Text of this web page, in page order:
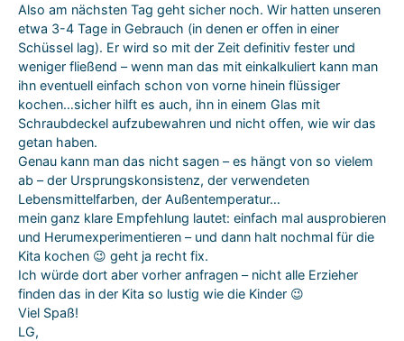
Also am nächsten Tag geht sicher noch. Wir hatten unseren
etwa 3-4 Tage in Gebrauch (in denen er offen in einer
Schüssel lag). Er wird so mit der Zeit definitiv fester und
weniger fließend – wenn man das mit einkalkuliert kann man
ihn eventuell einfach schon von vorne hinein flüssiger
kochen…sicher hilft es auch, ihn in einem Glas mit
Schraubdeckel aufzubewahren und nicht offen, wie wir das
getan haben.
Genau kann man das nicht sagen – es hängt von so vielem
ab – der Ursprungskonsistenz, der verwendeten
Lebensmittelfarben, der Außentemperatur…
mein ganz klare Empfehlung lautet: einfach mal ausprobieren
und Herumexperimentieren – und dann halt nochmal für die
Kita kochen 😉 geht ja recht fix.
Ich würde dort aber vorher anfragen – nicht alle Erzieher
finden das in der Kita so lustig wie die Kinder 😉
Viel Spaß!
LG,